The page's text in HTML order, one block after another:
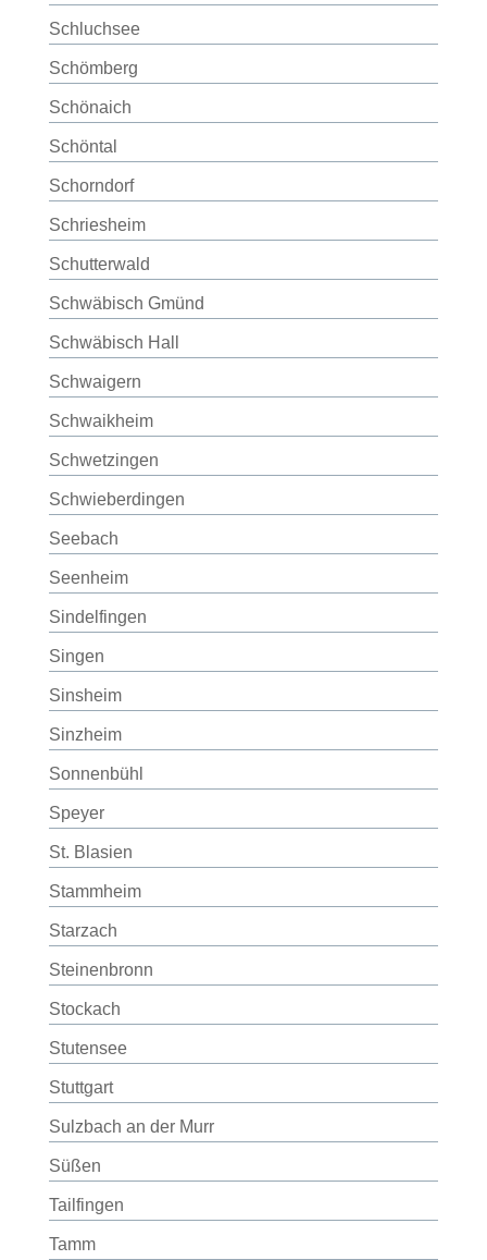
Schluchsee
Schömberg
Schönaich
Schöntal
Schorndorf
Schriesheim
Schutterwald
Schwäbisch Gmünd
Schwäbisch Hall
Schwaigern
Schwaikheim
Schwetzingen
Schwieberdingen
Seebach
Seenheim
Sindelfingen
Singen
Sinsheim
Sinzheim
Sonnenbühl
Speyer
St. Blasien
Stammheim
Starzach
Steinenbronn
Stockach
Stutensee
Stuttgart
Sulzbach an der Murr
Süßen
Tailfingen
Tamm